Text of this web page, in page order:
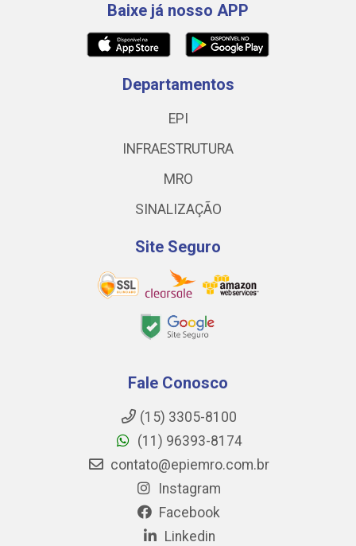
Baixe já nosso APP
Departamentos
EPI
INFRAESTRUTURA
MRO
SINALIZAÇÃO
Site Seguro
Fale Conosco
(15) 3305-8100
(11) 96393-8174
contato@epiemro.com.br
Instagram
Facebook
Linkedin